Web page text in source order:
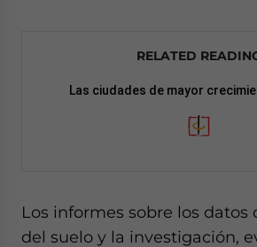
RELATED
Las ciudades de mayor
Los informes sobre los
del suelo y la investigación,